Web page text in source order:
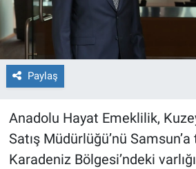
Paylaş
Anadolu Hayat Emeklilik,
Satış Müdürlüğü’nü Samsun’a
Karadeniz Bölgesi’ndeki